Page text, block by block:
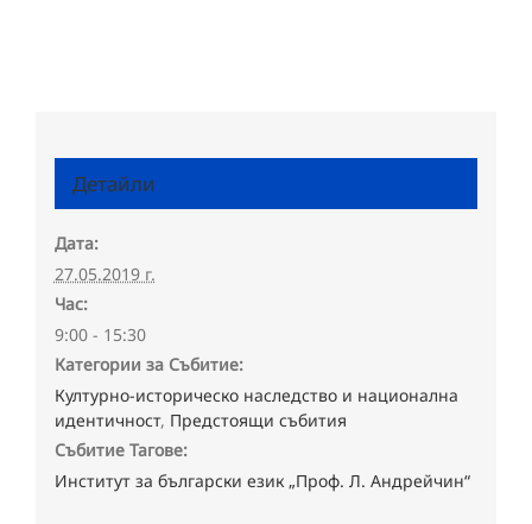
Детайли
Дата:
27.05.2019 г.
Час:
9:00 - 15:30
Категории за Събитие:
Културно-историческо наследство и национална
идентичност, Предстоящи събития
Събитие Тагове:
Институт за български език „Проф. Л. Андрейчин“